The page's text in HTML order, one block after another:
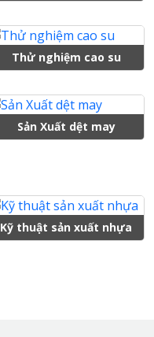
Thử nghiệm cao su
Sản Xuất dệt may
Kỹ thuật sản xuất nhựa